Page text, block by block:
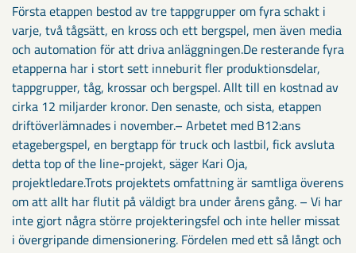
Första etappen bestod av tre tappgrupper om fyra schakt i
varje, två tågsätt, en kross och ett bergspel, men även media
och automation för att driva anläggningen.De resterande fyra
etapperna har i stort sett inneburit fler produktionsdelar,
tappgrupper, tåg, krossar och bergspel. Allt till en kostnad av
cirka 12 miljarder kronor. Den senaste, och sista, etappen
driftöverlämnades i november.– Arbetet med B12:ans
etagebergspel, en bergtapp för truck och lastbil, fick avsluta
detta top of the line-projekt, säger Kari Oja,
projektledare.Trots projektets omfattning är samtliga överens
om att allt har flutit på väldigt bra under årens gång. – Vi har
inte gjort några större projekteringsfel och inte heller missat
i övergripande dimensionering. Fördelen med ett så långt och